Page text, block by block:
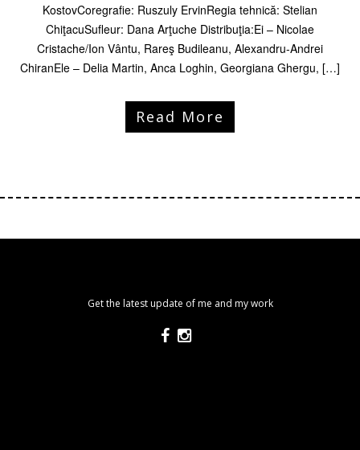
KostovCoregrafie: Ruszuly ErvinRegia tehnică: Stelian
ChiţacuSufleur: Dana Arţuche Distribuţia:Ei – Nicolae
Cristache/Ion Vântu, Rareş Budileanu, Alexandru-Andrei
ChiranEle – Delia Martin, Anca Loghin, Georgiana Ghergu, […]
Read More
Get the latest update of me and my work